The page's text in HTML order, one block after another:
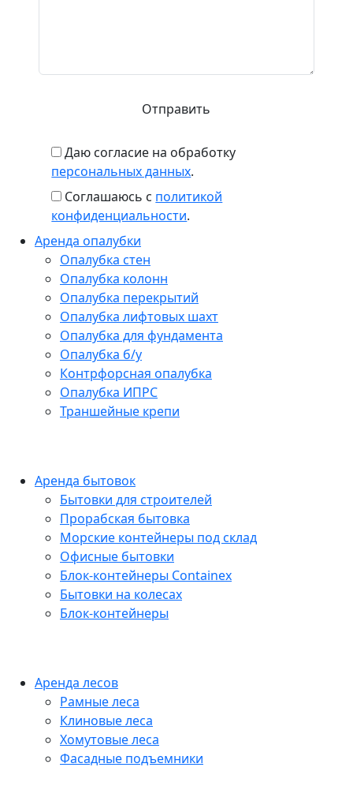
Даю согласие на обработку
персональных данных.
Соглашаюсь с политикой
конфиденциальности.
Аренда опалубки
Опалубка стен
Опалубка колонн
Опалубка перекрытий
Опалубка лифтовых шахт
Опалубка для фундамента
Опалубка б/у
Контрфорсная опалубка
Опалубка ИПРС
Траншейные крепи
Аренда бытовок
Бытовки для строителей
Прорабская бытовка
Морские контейнеры под склад
Офисные бытовки
Блок-контейнеры Containex
Бытовки на колесах
Блок-контейнеры
Аренда лесов
Рамные леса
Клиновые леса
Хомутовые леса
Фасадные подъемники